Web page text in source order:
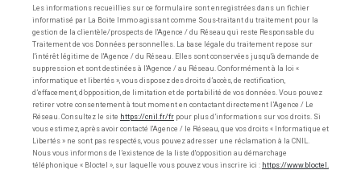
Les informations recueillies sur ce formulaire sont enregistrées dans un fichier
informatisé par La Boite Immo agissant comme Sous-traitant du traitement pour la
gestion de la clientèle/prospects de l'Agence / du Réseau qui reste Responsable du
Traitement de vos Données personnelles. La base légale du traitement repose sur
l'intérêt légitime de l'Agence / du Réseau. Elles sont conservées jusqu'à demande de
suppression et sont destinées à l'Agence / au Réseau. Conformément à la loi «
informatique et libertés », vous disposez des droits d’accès, de rectification,
d’effacement, d’opposition, de limitation et de portabilité de vos données. Vous pouvez
retirer votre consentement à tout moment en contactant directement l’Agence / Le
Réseau. Consultez le site https://cnil.fr/fr pour plus d’informations sur vos droits. Si
vous estimez, après avoir contacté l'Agence / le Réseau, que vos droits « Informatique et
Libertés » ne sont pas respectés, vous pouvez adresser une réclamation à la CNIL.
Nous vous informons de l’existence de la liste d'opposition au démarchage
téléphonique « Bloctel », sur laquelle vous pouvez vous inscrire ici : https://www.bloctel.